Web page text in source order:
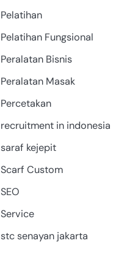
Pelatihan
Pelatihan Fungsional
Peralatan Bisnis
Peralatan Masak
Percetakan
recruitment in indonesia
saraf kejepit
Scarf Custom
SEO
Service
stc senayan jakarta